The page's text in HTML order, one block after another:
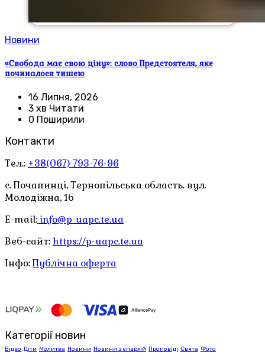
Новини
«Свобода має свою ціну»: слово Предстоятеля, яке
починалося тишею
16 Липня, 2026
3 хв Читати
0 Поширили
Контакти
Тел.: +38(067) 793-76-96
с. Почапинці, Тернопільська область. вул.
Молодіжна, 1б
E-mail: info@p-uapc.te.ua
Веб-сайт: https://p-uapc.te.ua
Інфо:Публічна оферта
Категорії новин
Відео Діти Молитва Новини Новини з єпархій Проповіді Свята Фото